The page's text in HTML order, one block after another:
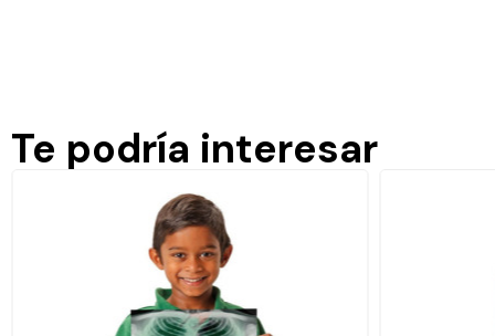
Te podría interesar